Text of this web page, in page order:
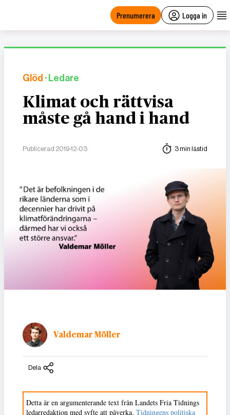
Prenumerera Logga in
Glöd · Ledare
Klimat och rättvisa
måste gå hand i hand
Publicerad 2019-12-03 3 min lästid
Valdemar Möller
Dela
Detta är en argumenterande text från Landets Fria Tidnings
ledarredaktion med syfte att påverka. Tidningens politiska